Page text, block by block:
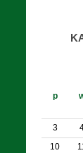
p
3
10